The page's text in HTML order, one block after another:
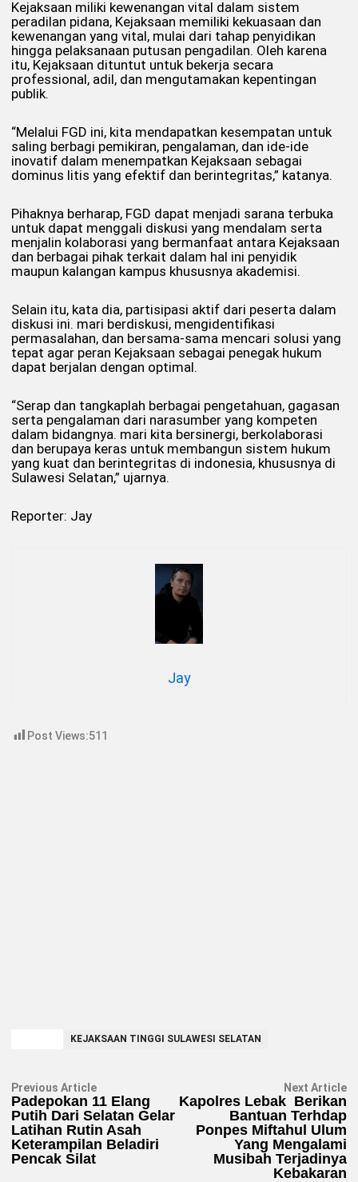
Kejaksaan miliki kewenangan vital dalam sistem
peradilan pidana, Kejaksaan memiliki kekuasaan dan
kewenangan yang vital, mulai dari tahap penyidikan
hingga pelaksanaan putusan pengadilan. Oleh karena
itu, Kejaksaan dituntut untuk bekerja secara
professional, adil, dan mengutamakan kepentingan
publik.
“Melalui FGD ini, kita mendapatkan kesempatan untuk
saling berbagi pemikiran, pengalaman, dan ide-ide
inovatif dalam menempatkan Kejaksaan sebagai
dominus litis yang efektif dan berintegritas,” katanya.
Pihaknya berharap, FGD dapat menjadi sarana terbuka
untuk dapat menggali diskusi yang mendalam serta
menjalin kolaborasi yang bermanfaat antara Kejaksaan
dan berbagai pihak terkait dalam hal ini penyidik
maupun kalangan kampus khususnya akademisi.
Selain itu, kata dia, partisipasi aktif dari peserta dalam
diskusi ini. mari berdiskusi, mengidentifikasi
permasalahan, dan bersama-sama mencari solusi yang
tepat agar peran Kejaksaan sebagai penegak hukum
dapat berjalan dengan optimal.
“Serap dan tangkaplah berbagai pengetahuan, gagasan
serta pengalaman dari narasumber yang kompeten
dalam bidangnya. mari kita bersinergi, berkolaborasi
dan berupaya keras untuk membangun sistem hukum
yang kuat dan berintegritas di indonesia, khususnya di
Sulawesi Selatan,” ujarnya.
Reporter: Jay
Jay
Post Views:511
KEJAKSAAN TINGGI SULAWESI SELATAN
Navigasi
pos
Previous ArticlePrevious
article:
Padepokan 11 Elang
Putih Dari Selatan Gelar
Latihan Rutin Asah
Keterampilan Beladiri
Pencak Silat
Next Article
Kapolres Lebak Berikan
Bantuan Terhdap
Ponpes Miftahul Ulum
Yang Mengalami
Musibah Terjadinya
Kebakaran